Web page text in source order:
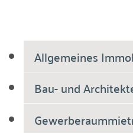
Allgemeines
Bau- und